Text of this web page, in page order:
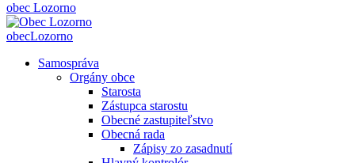
obec Lozorno
obecLozorno
Samospráva
Orgány obce
Starosta
Zástupca starostu
Obecné zastupiteľstvo
Obecná rada
Zápisy zo zasadnutí